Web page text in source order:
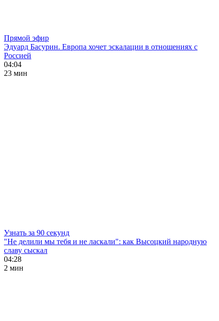
Прямой эфир
Эдуард Басурин. Европа хочет эскалации в отношениях с
Россией
04:04
23 мин
Узнать за 90 секунд
"Не делили мы тебя и не ласкали": как Высоцкий народную
славу сыскал
04:28
2 мин